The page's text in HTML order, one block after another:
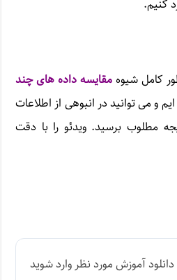
کنیم.
کامل شیوهمقایسه داده های چند
و می توانید در انبوهی از اطلاعات
مطلوب برسید. ویدئو را با دقت
آموزش مورد نظر وارد شوید